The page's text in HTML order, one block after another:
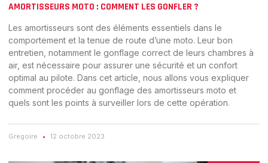
AMORTISSEURS MOTO : COMMENT LES GONFLER ?
Les amortisseurs sont des éléments essentiels dans le
comportement et la tenue de route d’une moto. Leur bon
entretien, notamment le gonflage correct de leurs chambres à
air, est nécessaire pour assurer une sécurité et un confort
optimal au pilote. Dans cet article, nous allons vous expliquer
comment procéder au gonflage des amortisseurs moto et
quels sont les points à surveiller lors de cette opération.
Gregoire 12 octobre 2023